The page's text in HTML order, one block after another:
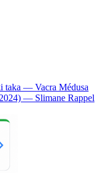
taka — Vacra Médusa
— Slimane Rappel